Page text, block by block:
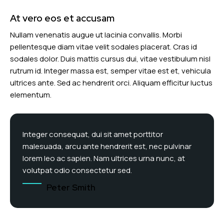
At vero eos et accusam
Nullam venenatis augue ut lacinia convallis. Morbi
pellentesque diam vitae velit sodales placerat. Cras id
sodales dolor. Duis mattis cursus dui, vitae vestibulum nisl
rutrum id. Integer massa est, semper vitae est et, vehicula
ultrices ante. Sed ac hendrerit orci. Aliquam efficitur luctus
elementum.
Integer consequat, dui sit amet porttitor
malesuada, arcu ante hendrerit est, nec pulvinar
lorem leo ac sapien. Nam ultrices urna nunc, at
volutpat odio consectetur sed.
Peter Smith